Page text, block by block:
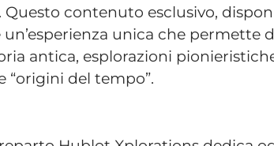
Questo contenuto esclusivo,
un’esperienza unica che permette
antica, esplorazioni
“origini del tempo”.